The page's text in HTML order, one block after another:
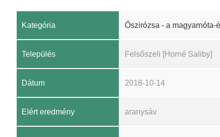
Kategória Őszirózsa - a magyarnóta-
Település Felsőszeli [Horné Saliby]
Dátum 2018-10-14
Elért eredmény aranysáv